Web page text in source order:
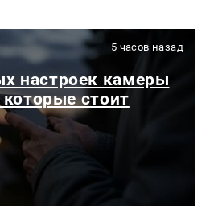
5 часов назад
настроек камеры
стоит